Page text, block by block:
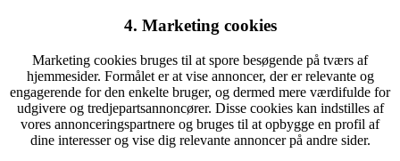
4. Marketing cookies
Marketing cookies bruges til at spore besøgende på tværs af
hjemmesider. Formålet er at vise annoncer, der er relevante og
engagerende for den enkelte bruger, og dermed mere værdifulde for
udgivere og tredjepartsannoncører. Disse cookies kan indstilles af
vores annonceringspartnere og bruges til at opbygge en profil af
dine interesser og vise dig relevante annoncer på andre sider.